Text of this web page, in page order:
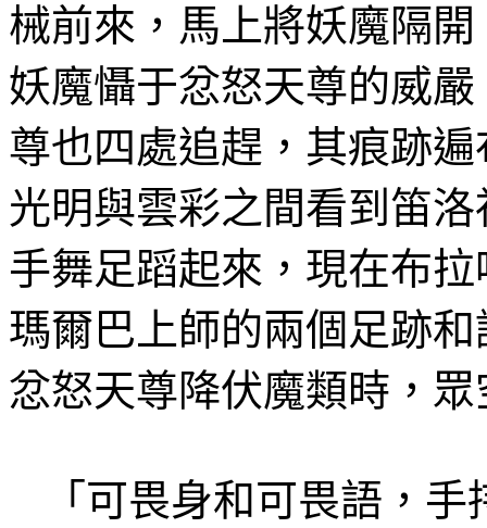
械前來，馬上將妖魔隔
妖魔懾于忿怒天尊的威
尊也四處追趕，其痕跡遍
光明與雲彩之間看到笛洛
手舞足蹈起來，現在布
瑪爾巴上師的兩個足跡和
忿怒天尊降伏魔類時 ，
「可畏身和可畏語，手